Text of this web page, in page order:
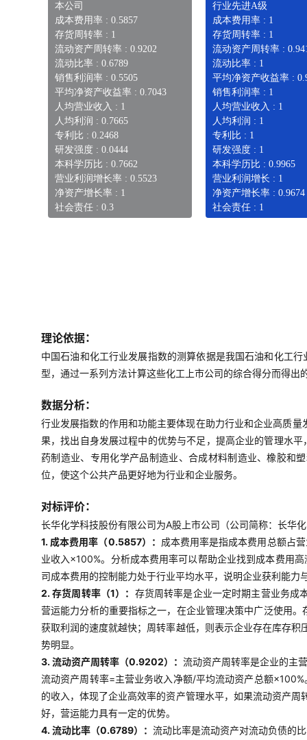
本公司
成本费用率 : 0.5857
存货周转率 : 1
流动资产周转率 : 0.9202
流动比率 : 0.6789
销售利润率 : 0.5505
平均净资产收益率 : 0.7043
人均营业收入 : 1
人均利润 : 0.7665
专利比 : 0.2468
研发强度 : 0.0444
本科学历比 : 0.7662
营业利润增长率 : 0.5523
净资产增长率 : 1
社会责任 : 0.3
行业先进A级
成本费用率 : 1
存货周转率 : 1
流动资产周转率 :
流动比率 : 1
平均净资产收益率 :
销售利润率 : 1
人均营业收入 : 1
人均利润 : 1
专利比 : 1
研发强度 : 1
本科学历比 : 0.9965
营业利润增长 : 1
净资产增长率 : 0.9674
社会责任 : 1
理论依据：
中国石油和化工行业发展指数的测算依据是我国石油和化工
型，通过一系列方法计算这些化工上市公司的综合得分而得
数据分析：
行业发展指数的作用和功能主要体现在助力行业和企业高质
果，找出自身发展过程中的优势与不足，提高企业的管理水
药制造业、专用化学产品制造业、合成材料制造业、橡胶和
位，使这个公共产品更好地为行业和企业服务。
对标评价：
长华化学科技股份有限公司为A股上市公司（公司简称：长
1. 成本费用率（0.5857）： 成本费用率是指成本费用总额占
业收入×100%。分析成本费用率可以帮助企业找到成本费用
司成本费用的控制能力处于行业平均水平，说明企业获利能力
2. 存货周转率（1）： 存货周转率是企业一定时期主营业务成
营运能力分析的重要指标之一，在企业管理决策中广泛使用
获取利润的速度就越快；周转率越低，则表示企业存在库存
势明显。
3. 流动资产周转率（0.9202）： 流动资产周转率是企业的主
流动资产周转率=主营业务收入净额/平均流动资产总额
的收入，体现了企业高效率的资产管理水平，如果流动资产
好，营运能力具有一定的优势。
4. 流动比率（0.6789）： 流动比率是流动资产对流动负债的